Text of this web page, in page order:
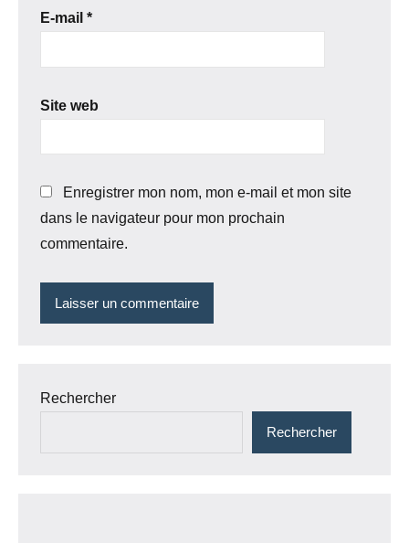
E-mail *
Site web
Enregistrer mon nom, mon e-mail et mon site
dans le navigateur pour mon prochain
commentaire.
Rechercher
Rechercher